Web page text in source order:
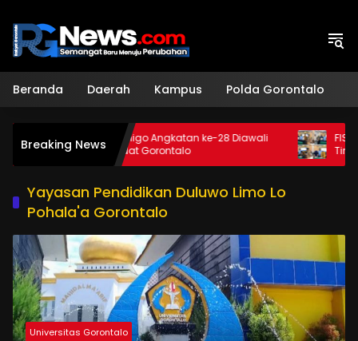
konten
Beranda Daerah Kampus Polda Gorontalo
Breaking News
Wisuda Unigo Angkatan ke-28 Diawali
Prosesi Adat Gorontalo
FISIP Unigo
Tingkatkan
Yayasan Pendidikan Duluwo Limo Lo
Pohala'a Gorontalo
Universitas Gorontalo